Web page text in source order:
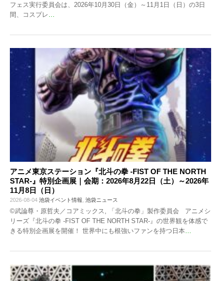
フェス実行委員会は、2026年10月30日（金）～11月1日（日）の3日
間、コスプレ
アニメ東京ステーション『北斗の拳 -FIST OF THE NORTH
STAR-』特別企画展｜会期：2026年8月22日（土）～2026年
11月8日（日）
2026-08-04 池袋イベント情報 池袋ニュース
©武論尊・原哲夫／コアミックス, 「北斗の拳」製作委員会 アニメシ
リーズ『北斗の拳 -FIST OF THE NORTH STAR-』の世界観を体感で
きる特別企画展を開催！ 世界中にも根強いファンを持つ日本…